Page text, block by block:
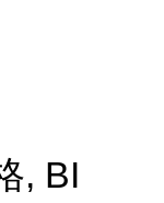
, BI